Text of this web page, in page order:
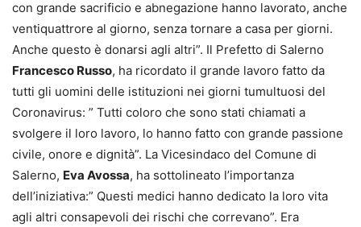
con grande sacrificio e abnegazione hanno lavorato, anche
ventiquattrore al giorno, senza tornare a casa per giorni.
Anche questo è donarsi agli altri”. Il Prefetto di Salerno
Francesco Russo, ha ricordato il grande lavoro fatto da
tutti gli uomini delle istituzioni nei giorni tumultuosi del
Coronavirus: ” Tutti coloro che sono stati chiamati a
svolgere il loro lavoro, lo hanno fatto con grande passione
civile, onore e dignità”. La Vicesindaco del Comune di
Salerno, Eva Avossa, ha sottolineato l’importanza
dell’iniziativa:” Questi medici hanno dedicato la loro vita
agli altri consapevoli dei rischi che correvano”. Era